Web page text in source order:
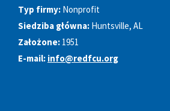
Typ firmy: Nonprofit
Siedziba główna: Huntsville, AL
Założone: 1951
E-mail: info@redfcu.org